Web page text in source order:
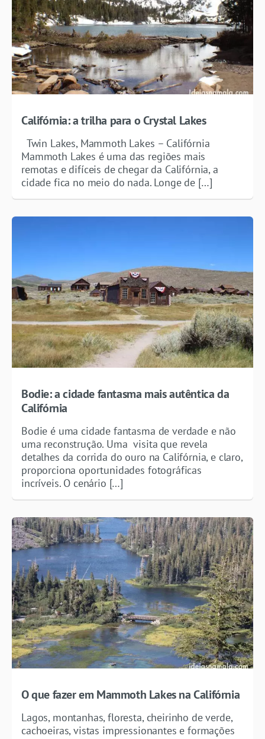
Califórnia: a trilha para o Crystal Lakes
Twin Lakes, Mammoth Lakes – Califórnia
Mammoth Lakes é uma das regiões mais
remotas e difíceis de chegar da Califórnia, a
cidade fica no meio do nada. Longe de […]
Bodie: a cidade fantasma mais autêntica da
Califórnia
Bodie é uma cidade fantasma de verdade e não
uma reconstrução. Uma visita que revela
detalhes da corrida do ouro na Califórnia, e claro,
proporciona oportunidades fotográficas
incríveis. O cenário […]
O que fazer em Mammoth Lakes na Califórnia
Lagos, montanhas, floresta, cheirinho de verde,
cachoeiras, vistas impressionantes e formações